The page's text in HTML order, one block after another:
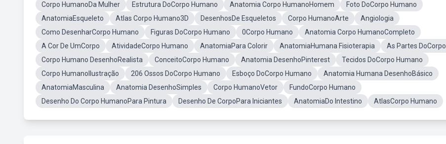
Corpo HumanoDa Mulher
Estrutura DoCorpo Humano Anatomia Corpo HumanoHomem
Foto DoCorpo Humano
AnatomiaEsqueleto
Atlas Corpo Humano3D DesenhosDe Esqueletos Corpo HumanoArte
Angiologia
Como DesenharCorpo Humano
Figuras DoCorpo Humano 0Corpo Humano
Anatomia Corpo HumanoCompleto
A Cor De UmCorpo
AtividadeCorpo Humano AnatomiaPara Colorir AnatomiaHumana Fisioterapia
As Partes DoCorpo
Corpo Humano DesenhoRealista
ConceitoCorpo Humano Anatomia DesenhoPinterest
Tecidos DoCorpo Humano
Corpo HumanoIlustração
206 Ossos DoCorpo Humano Esboço DoCorpo Humano
Anatomia Humana DesenhoBásico
AnatomiaMasculina
Anatomia DesenhoSimples Corpo HumanoVetor
FundoCorpo Humano
Desenho Do Corpo HumanoPara Pintura
Desenho De CorpoPara Iniciantes AnatomiaDo Intestino AtlasCorpo Humano